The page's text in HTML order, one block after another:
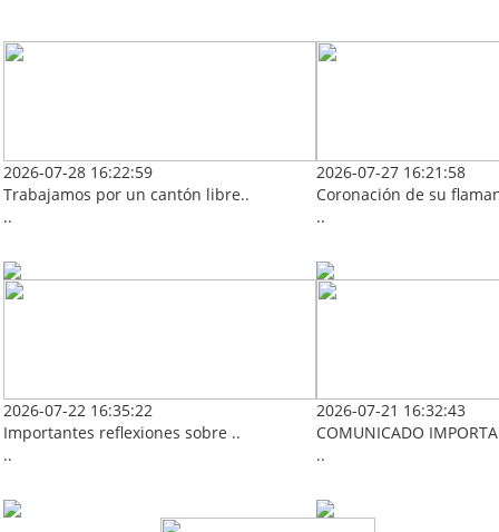
2026-07-28 16:22:59
Trabajamos por un cantón libre..
..
2026-07-27 16:21:58
Coronación de su
..
2026-07-22 16:35:22
Importantes reflexiones sobre ..
..
2026-07-21 16:32:43
COMUNICADO
..